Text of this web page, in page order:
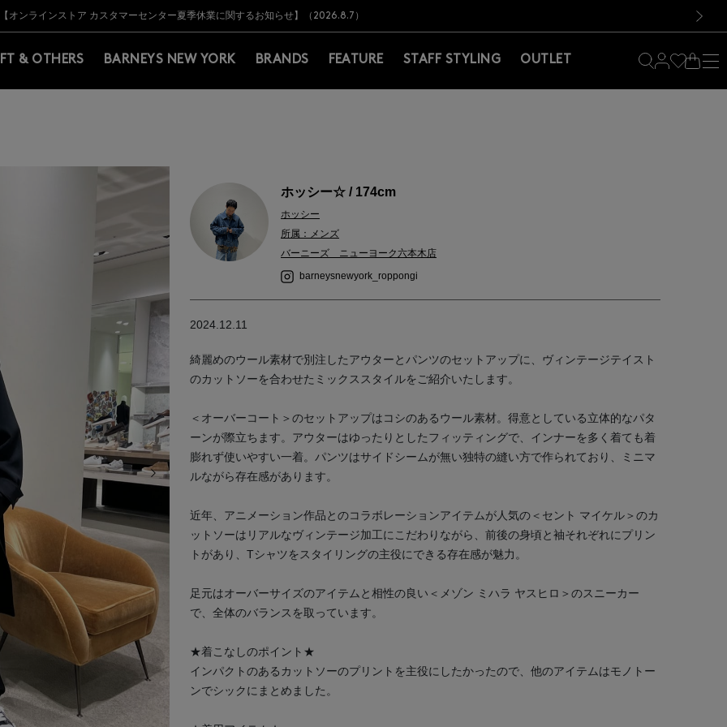
BARNEYS＞会員のお客様は11,000円（税込）以上のお買上げで常時送料無料！お買い物の際は会員登録を！
【夏季休業に伴う出荷一時停止のお知らせ】(2026.8.7)
【オンラインストア カスタマーセンター夏季休業に関するお知らせ】（2026.8.7）
【夏季休業に伴う返品・交換承り一時停止のお知らせ】（2026.8.5）
熊本県を中心とした地震の影響によるお荷物のお届けについて
【開催中】SUMMER SALEのご案内・ご注意事項
BARNEYS＞会員のお客様は11,000円（税込）以上のお買上げで常時送料無料！お買い物の際は会員登録を！
【夏季休業に伴う出荷一時停止のお知らせ】(2026.8.7)
& OTHERS BARNEYS NEW YORK BRANDS FEATURE STAFF STYLING OUTLET
次の画像
ホッシー☆ / 174cm
ホッシー
所属：メンズ
バーニーズ ニューヨーク六本木店
barneysnewyork_roppongi
2024.12.11
綺麗めのウール素材で別注したアウターとパンツのセットアップに、ヴィンテージテイスト
のカットソーを合わせたミックススタイルをご紹介いたします。
＜オーバーコート＞のセットアップはコシのあるウール素材。得意としている立体的なパタ
ーンが際立ちます。アウターはゆったりとしたフィッティングで、インナーを多く着ても着
膨れず使いやすい一着。パンツはサイドシームが無い独特の縫い方で作られており、ミニマ
ルながら存在感があります。
近年、アニメーション作品とのコラボレーションアイテムが人気の＜セント マイケル＞のカ
ットソーはリアルなヴィンテージ加工にこだわりながら、前後の身頃と袖それぞれにプリン
トがあり、Tシャツをスタイリングの主役にできる存在感が魅力。
足元はオーバーサイズのアイテムと相性の良い＜メゾン ミハラ ヤスヒロ＞のスニーカー
で、全体のバランスを取っています。
★着こなしのポイント★
インパクトのあるカットソーのプリントを主役にしたかったので、他のアイテムはモノトー
ンでシックにまとめました。